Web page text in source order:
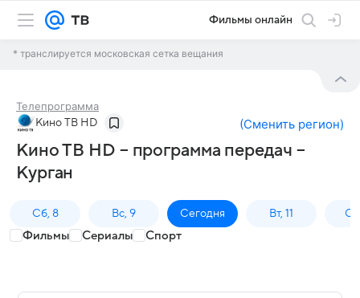
Фильмы онлайн
* транслируется московская сетка вещания
Телепрограмма
Кино ТВ HD (Сменить регион)
Кино ТВ HD – программа передач –
Курган
Сб, 8 Вс, 9 Сегодня Вт, 11
Фильмы Сериалы Спорт